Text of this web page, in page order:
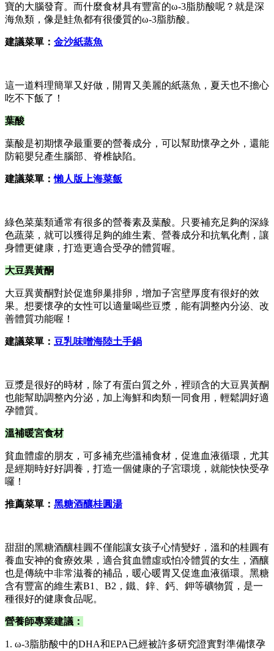
寶的大腦發育。而什麼食材具有豐富的ω-3脂肪酸呢？就是深
海魚類，像是鮭魚都有很優質的ω-3脂肪酸。
建議菜單： 金沙紙蒸魚
這一道料理簡單又好做，開胃又美麗的紙蒸魚，夏天也不擔心
吃不下飯了！
葉酸
葉酸是初期懷孕最重要的營養成分，可以幫助懷孕之外，還能
防範嬰兒產生腦部、脊椎缺陷。
建議菜單：懶人版上海菜飯
綠色菜葉類通常有很多的營養素及葉酸。只要補充足夠的深綠
色蔬菜，就可以獲得足夠的維生素、營養成分和抗氧化劑，讓
身體更健康，打造更適合受孕的體質喔。
大豆異黃酮
大豆異黄酮對於促進卵巢排卵，增加子宮壁厚度有很好的效
果。想要懷孕的女性可以適量喝些豆漿，能有調整內分泌、改
善體質功能喔！
建議菜單： 豆乳味噌海陸土手鍋
豆漿是很好的時材，除了有蛋白質之外，裡頭含的大豆異黃酮
也能幫助調整內分泌，加上海鮮和肉類一同食用，輕鬆調好適
孕體質。
溫補暖宮食材
貧血體虛的朋友，可多補充些溫補食材，促進血液循環，尤其
是經期時好好調養，打造一個健康的子宮環境，就能快快受孕
囉！
推薦菜單： 黑糖酒釀桂圓湯
甜甜的黑糖酒釀桂圓不僅能讓女孩子心情變好，溫和的桂圓有
養血安神的食療效果，適合貧血體虛或怕冷體質的女生，酒釀
也是傳統中非常滋養的補品，暖心暖胃又促進血液循環。黑糖
含有豐富的維生素B1、B2，鐵、鋅、鈣、鉀等礦物質，是一
種很好的健康食品呢。
營養師專業建議：
1. ω-3脂肪酸中的DHA和EPA已經被許多研究證實對準備懷孕